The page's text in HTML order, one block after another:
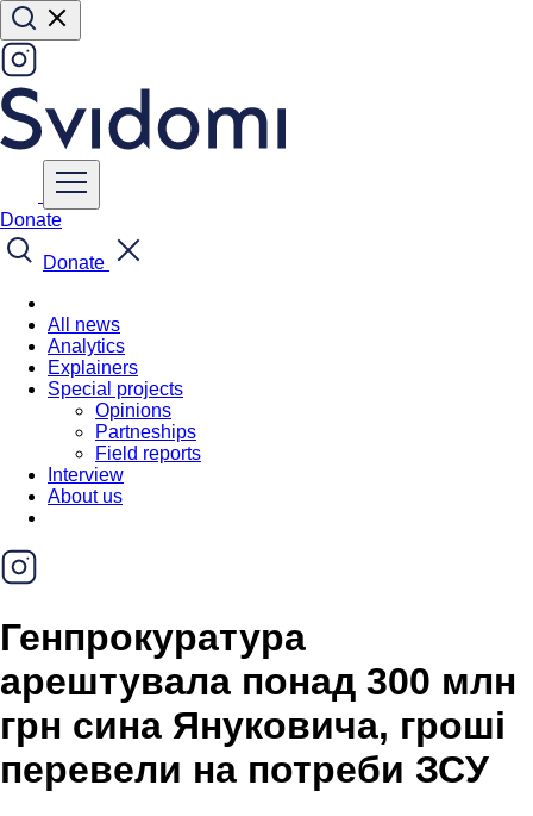
Donate
Donate
All news
Analytics
Explainers
Special projects
Opinions
Partneships
Field reports
Interview
About us
Генпрокуратура
арештувала понад 300 млн
грн сина Януковича, гроші
перевели на потреби ЗСУ